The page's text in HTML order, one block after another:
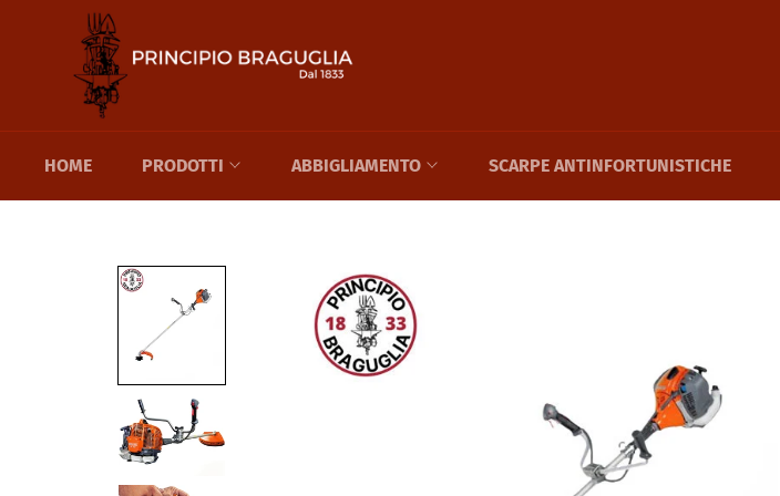
HOME PRODOTTI ABBIGLIAMENTO SCARPE ANTINFORTUNISTICHE